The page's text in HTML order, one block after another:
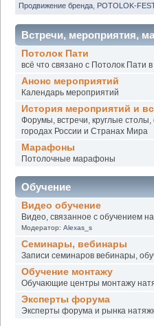
Продвижение бренда
POTOLOK-
Встречи, мероприятия,
Потолок Пати
всё что связано с Потолок Пати
Анонс мероприятий
Календарь мероприятий
История мероприятий и
Форумы, встречи, круглые
городах России и Странах Мира
Марафоны
Потолочные марафоны
Обучение
Видео обучение
Видео, связанное с обучением
Модератор: Alexas_s
Семинары, вебинары
Записи семинаров вебинары,
Обучение монтажу
Обучающие центры монтажу
Эксперты форума
Эксперты форума и рынка